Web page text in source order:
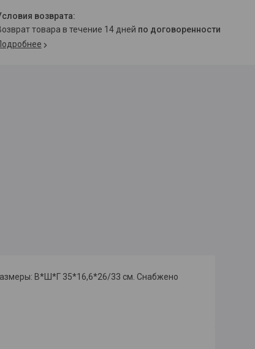
возврат товара в течение 14 дней по договоренности
В*Ш*Г 35*16,6*26/33 см. Снабжено